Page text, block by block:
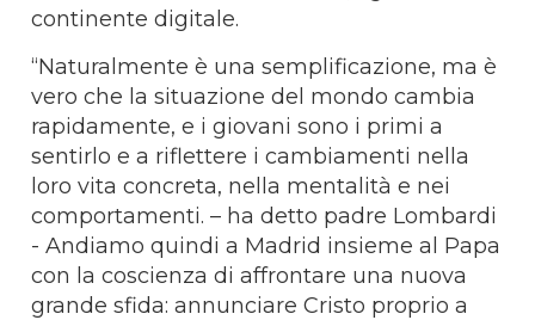
continente digitale.
“Naturalmente è una semplificazione, ma è
vero che la situazione del mondo cambia
rapidamente, e i giovani sono i primi a
sentirlo e a riflettere i cambiamenti nella
loro vita concreta, nella mentalità e nei
comportamenti. – ha detto padre Lombardi
- Andiamo quindi a Madrid insieme al Papa
con la coscienza di affrontare una nuova
grande sfida: annunciare Cristo proprio a